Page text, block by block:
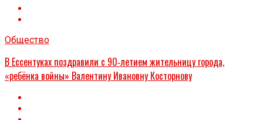
Общество
В Ессентуках поздравили с 90‑летием жительницу города,
«ребёнка войны» Валентину Ивановну Косторнову